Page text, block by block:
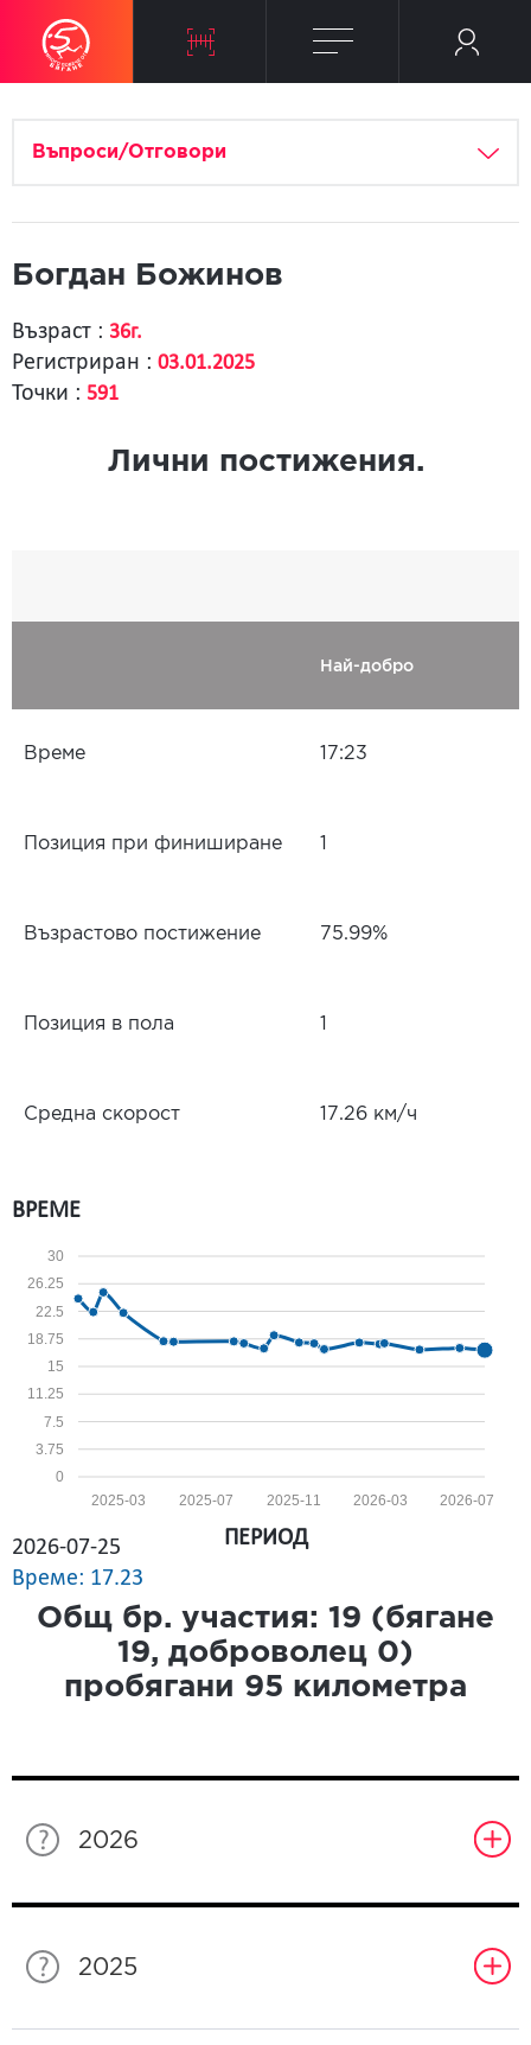
Въпроси/Отговори
Богдан Божинов
Възраст : 36г.
Регистриран : 03.01.2025
Точки : 591
Лични постижения.
Най-добро
Време 17:23
Позиция при финиширане
Възрастово постижение 75.99%
Позиция в пола
Средна скорост 17.26 км/ч
ВРЕМЕ
0
3.75
7.5
11.25
15
18.75
22.5
26.25
30
2026-07
2026-03
2025-11
2025-07
2025-03
2026-07-25
Време: 17.23
ПЕРИОД
Общ бр. участия: 19 (бягане
19, доброволец 0)
пробягани 95 километра
2026
2025